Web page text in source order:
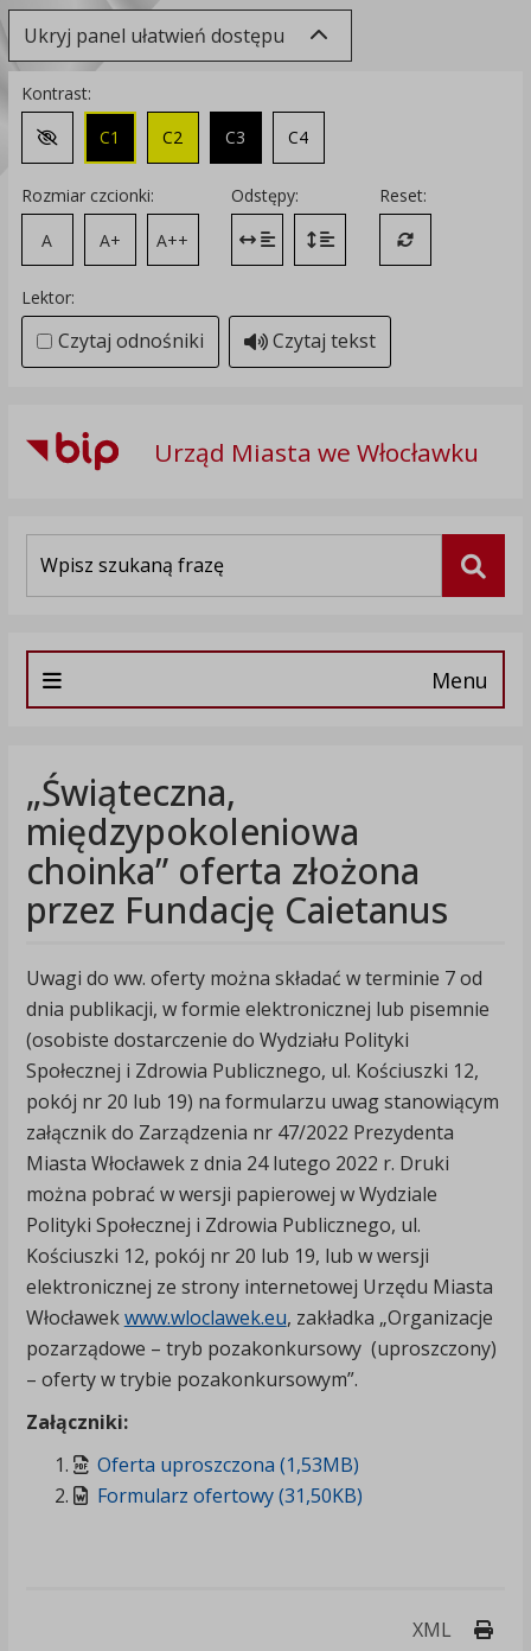
Ukryj panel ułatwień dostępu
Kontrast:
Zmień kontrast na domyślny
C1 C2 C3 C4
Rozmiar czcionki:
A
A+ A++
Odstępy:
Zmień odstęp między literami
Zmień interlinię i margines
Reset:
Przywróć
Lektor:
Czytaj odnośniki Czytaj tekst
Urząd Miasta we Włocławku
Menu
„Świąteczna,
międzypokoleniowa
choinka” oferta złożona
przez Fundację Caietanus
Uwagi do ww. oferty można składać w terminie 7 od
dnia publikacji, w formie elektronicznej lub pisemnie
(osobiste dostarczenie do Wydziału Polityki
Społecznej i Zdrowia Publicznego, ul. Kościuszki 12,
pokój nr 20 lub 19) na formularzu uwag stanowiącym
załącznik do Zarządzenia nr 47/2022 Prezydenta
Miasta Włocławek z dnia 24 lutego 2022 r. Druki
można pobrać w wersji papierowej w Wydziale
Polityki Społecznej i Zdrowia Publicznego, ul.
Kościuszki 12, pokój nr 20 lub 19, lub w wersji
elektronicznej ze strony internetowej Urzędu Miasta
Włocławekwww.wloclawek.eu, zakładka „Organizacje
pozarządowe – tryb pozakonkursowy (uproszczony)
– oferty w trybie pozakonkursowym”.
Załączniki:
Oferta uproszczona (1,53MB)
Formularz ofertowy (31,50KB)
XML